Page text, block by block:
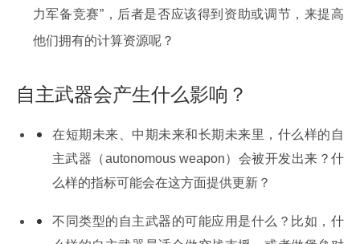
力军备竞赛”，后者是否应该得到资助或调节，来提高
他们拥有的计算资源呢？
自主武器会产生什么影响？
在短期未来、中期未来和长期未来里，什么样的自
主武器（autonomous weapon）会被开发出来？什
么样的指标可能会在这方面提供更新？
不同类型的自主武器的可能应用是什么？比如，什